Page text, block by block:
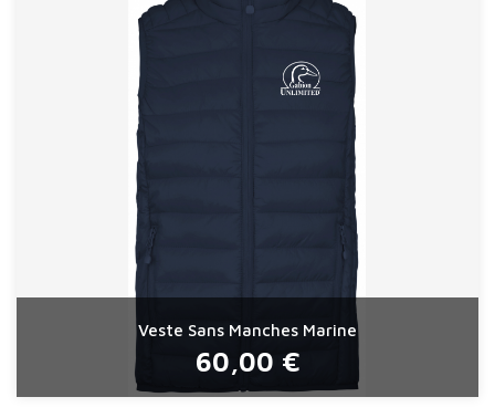
Veste Sans Manches Marine
60,00 €